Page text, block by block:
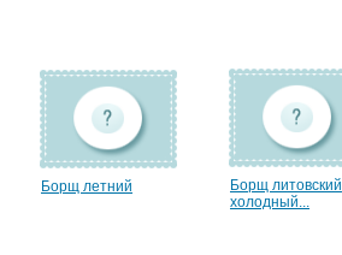
Борщ летний
Борщ литовский
холодный...